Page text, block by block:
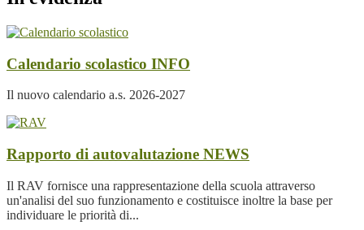
Calendario scolastico INFO
Il nuovo calendario a.s. 2026-2027
Rapporto di autovalutazione NEWS
Il RAV fornisce una rappresentazione della scuola attraverso
un'analisi del suo funzionamento e costituisce inoltre la base per
individuare le priorità di...